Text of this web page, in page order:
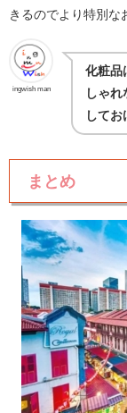
きるのでより特別な
ingwish man
化粧品
しゃ
してお
まとめ